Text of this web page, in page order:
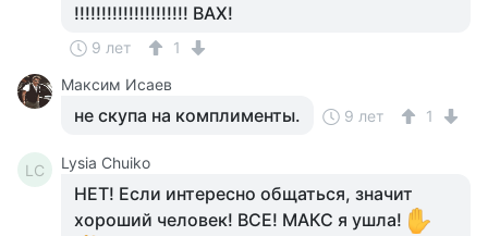
!!!!!!!!!!!!!!!!!!!!! ВАХ!
9 лет
1
Максим Исаев
не скупа на комплименты. 9 лет 1
LC Lysia Chuiko
НЕТ! Если интересно общаться, значит
хороший человек! ВСЕ! МАКС я ушла!